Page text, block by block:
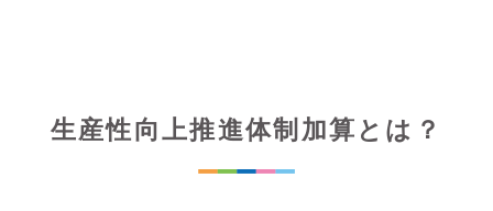
生産性向上推進体制加算とは？